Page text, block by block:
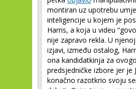
montiran uz upotrebu
inteligencije u kojem je
Harris, a koja u videu
nije zapravo rekla. U
izjavi, između ostalog,
ona kandidatkinja za
predsjedničke izbore jer je
konačno razotkrio svoju